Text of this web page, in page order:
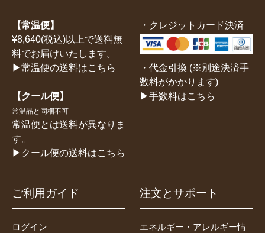
【常温便】
¥8,640(税込)以上で送料無
料でお届けいたします。
▶常温便の送料はこちら
【クール便】
常温品と同梱不可
常温便とは送料が異なりま
す。
▶クール便の送料はこちら
・クレジットカード決済
・代金引換 (※別途決済手
数料がかかります)
▶手数料はこちら
ご利用ガイド
ログイン
注文とサポート
エネルギー・アレルギー情